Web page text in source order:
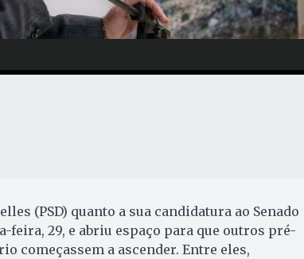
(PSD) quanto a sua candidatura ao Senado
feira, 29, e abriu espaço para que outros pré-
começassem a ascender. Entre eles,